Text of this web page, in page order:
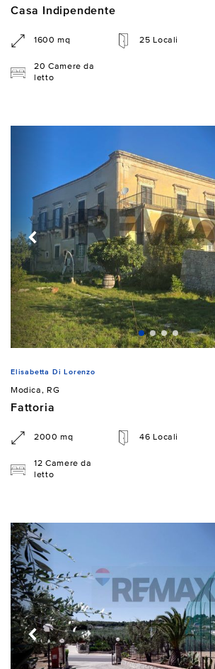
Casa Indipendente
1600 mq 25 Locali
20 Camere da
letto
Elisabetta Di Lorenzo
Modica, RG
Fattoria
2000 mq 46 Locali
12 Camere da
letto